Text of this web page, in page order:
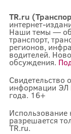
TR.ru
интернет-
Наши темы —
транспорт,
регионов,
водителей.
обсуждения.
Свидетельство
информации
года. 16+
Использование
разрешается
TR.ru.